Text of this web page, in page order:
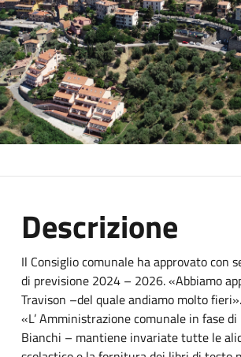
Descrizione
Il Consiglio comunale ha approvato con
di previsione 2024 – 2026. «Abbiamo
Travison –del quale andiamo molto fieri».
«L’ Amministrazione comunale in fase
Bianchi – mantiene invariate tutte le